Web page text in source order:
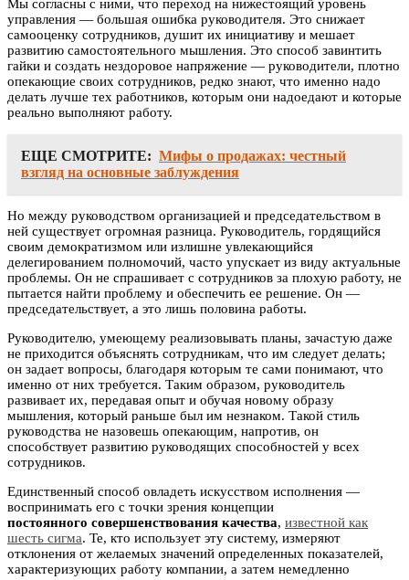
Мы согласны с ними, что переход на нижестоящий уровень
управления — большая ошибка руководителя. Это снижает
самооценку сотрудников, душит их инициативу и мешает
развитию самостоятельного мышления. Это способ завинтить
гайки и создать нездоровое напряжение — руководители, плотно
опекающие своих сотрудников, редко знают, что именно надо
делать лучше тех работников, которым они надоедают и которые
реально выполняют работу.
ЕЩЕ СМОТРИТЕ: Мифы о продажах: честный
взгляд на основные заблуждения
Но между руководством организацией и председательством в
ней существует огромная разница. Руководитель, гордящийся
своим демократизмом или излишне увлекающийся
делегированием полномочий, часто упускает из виду актуальные
проблемы. Он не спрашивает с сотрудников за плохую работу, не
пытается найти проблему и обеспечить ее решение. Он —
председательствует, а это лишь половина работы.
Руководителю, умеющему реализовывать планы, зачастую даже
не приходится объяснять сотрудникам, что им следует делать;
он задает вопросы, благодаря которым те сами понимают, что
именно от них требуется. Таким образом, руководитель
развивает их, передавая опыт и обучая новому образу
мышления, который раньше был им незнаком. Такой стиль
руководства не назовешь опекающим, напротив, он
способствует развитию руководящих способностей у всех
сотрудников.
Единственный способ овладеть искусством исполнения —
воспринимать его с точки зрения концепции
постоянного совершенствования качества, известной как
шесть сигма. Те, кто использует эту систему, измеряют
отклонения от желаемых значений определенных показателей,
характеризующих работу компании, а затем немедленно